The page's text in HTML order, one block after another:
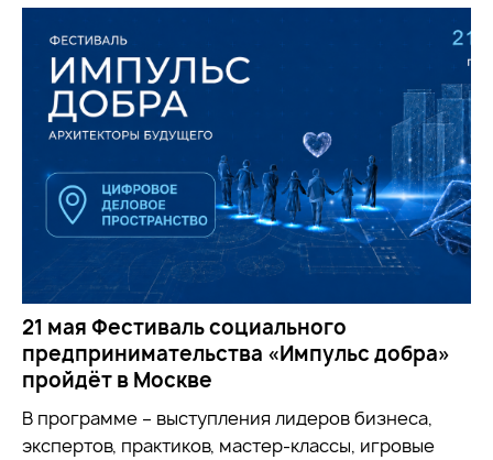
21 мая Фестиваль социального
предпринимательства «Импульс добра»
пройдёт в Москве
В программе – выступления лидеров бизнеса,
экспертов, практиков, мастер-классы, игровые